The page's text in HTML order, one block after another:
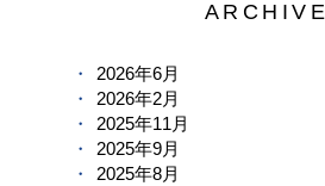
ARCHIVE
2026年6月
2026年2月
2025年11月
2025年9月
2025年8月